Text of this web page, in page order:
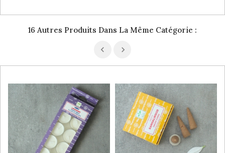
16 Autres Produits Dans La Même Catégorie :